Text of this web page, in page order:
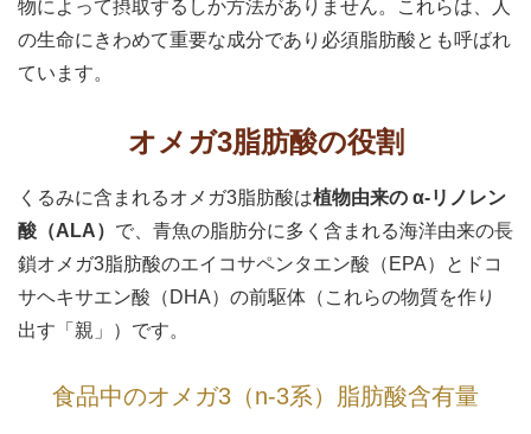
物によって摂取するしか方法がありません。これらは、人
の生命にきわめて重要な成分であり必須脂肪酸とも呼ばれ
ています。
オメガ3脂肪酸の役割
くるみに含まれるオメガ3脂肪酸は植物由来の α-リノレン
酸（ALA） で、青魚の脂肪分に多く含まれる海洋由来の長
鎖オメガ3脂肪酸のエイコサペンタエン酸（EPA）とドコ
サヘキサエン酸（DHA）の前駆体（これらの物質を作り
出す「親」）です。
食品中のオメガ3（n-3系）脂肪酸含有量